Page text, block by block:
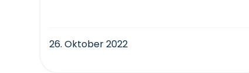
26. Oktober 2022